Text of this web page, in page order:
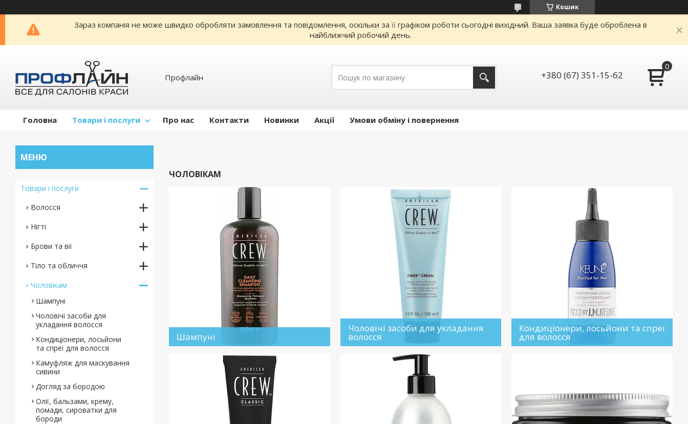
Кошик
Зараз компанія не може швидко обробляти замовлення та повідомлення, оскільки за її графіком роботи сьогодні вихідний. Ваша заявка буде оброблена в
найближчий робочий день.
Профлайн +380 (67) 351-15-62
Головна Товари і послуги Про нас Контакти Новинки Акції Умови обміну і повернення
ЧОЛОВІКАМ
Шампуні
Чоловічі засоби для укладання
волосся
Кондиціонери, лосьйони та спреї
для волосся
Товари і послуги
Волосся
Нігті
Брови та вії
Тіло та обличчя
Чоловікам
Шампуні
Чоловічі засоби для
укладання волосся
Кондиціонери, лосьйони
та спреї для волосся
Камуфляж для маскування
сивини
Догляд за бородою
Олії, бальзами, крему,
помади, сироватки для
бороди